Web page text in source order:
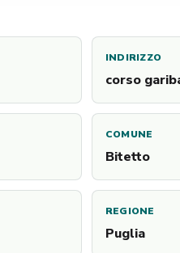
INDIRIZZO
corso
COMUNE
Bitetto
REGIONE
Puglia